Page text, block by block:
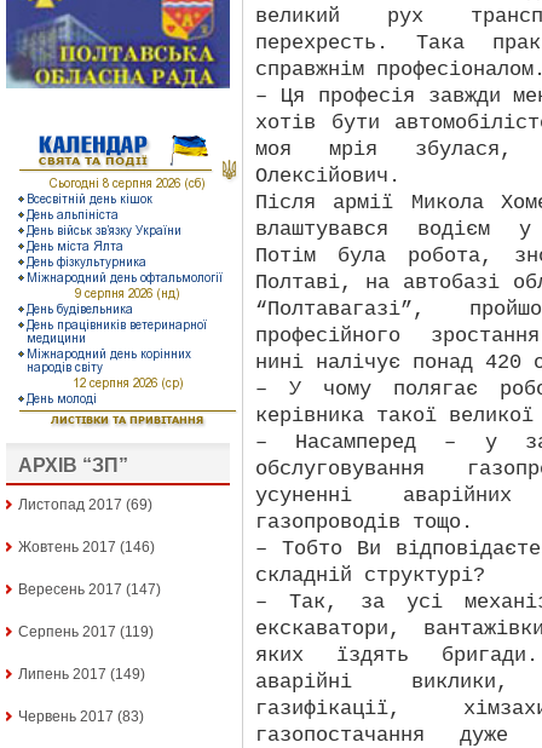
АРХІВ “ЗП”
Листопад 2017 (69)
Жовтень 2017 (146)
Вересень 2017 (147)
Серпень 2017 (119)
Липень 2017 (149)
Червень 2017 (83)
великий рух
перехресть. Така
справжнім
– Ця професія завжди
хотів бути
моя мрія збулася,
Олексійович.
Після армії Микола
влаштувався водієм у
Потім була робота,
Полтаві, на автобазі
“Полтавагазі”,
професійного
нині налічує понад 420
– У чому полягає
керівника такої
– Насамперед – у
обслуговування
усуненні аварійних
газопроводів тощо.
– Тобто Ви
складній структурі?
– Так, за усі
екскаватори,
яких їздять
аварійні виклики,
газифікації,
газопостачання